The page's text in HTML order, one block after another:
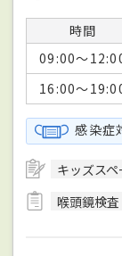
時間
09:00～
16:00～
感染症
キッズスペ
喉頭鏡検査